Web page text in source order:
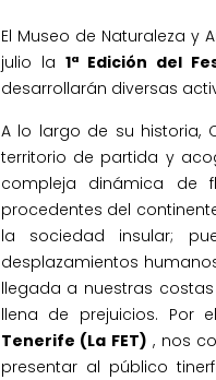
El Museo de Naturaleza y
julio la 1ª Edición del
desarrollarán diversas
A lo largo de su historia,
territorio de partida y
compleja dinámica de
procedentes del
la sociedad insular;
desplazamientos
llegada a nuestras
llena de prejuicios. Por
Tenerife (La FET) , nos
presentar al público